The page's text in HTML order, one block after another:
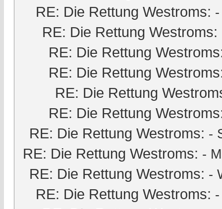
RE: Die Rettung Westroms:
RE: Die Rettung Westroms:
RE: Die Rettung
RE: Die Rettung
RE: Die Rettung
RE: Die Rettung
RE: Die Rettung Westroms: -
RE: Die Rettung Westroms: -
RE: Die Rettung Westroms: -
RE: Die Rettung Westroms: